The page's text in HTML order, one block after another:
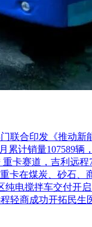
联合印发《推动新
计销量107589辆
卡赛道，吉利远程
卡在煤炭、砂石、
电搅拌车交付开
轻商成功开拓民生